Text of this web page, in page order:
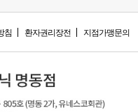
침 환자권리장전 지점가맹문의